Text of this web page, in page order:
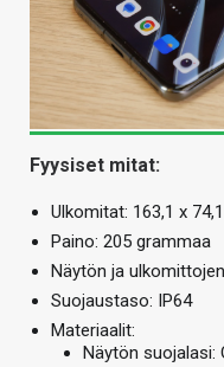
Fyysiset mitat:
Ulkomitat: 163,1 x
Paino: 205 grammaa
Näytön ja
Suojaustaso: IP64
Materiaalit:
Näytön suojalasi: